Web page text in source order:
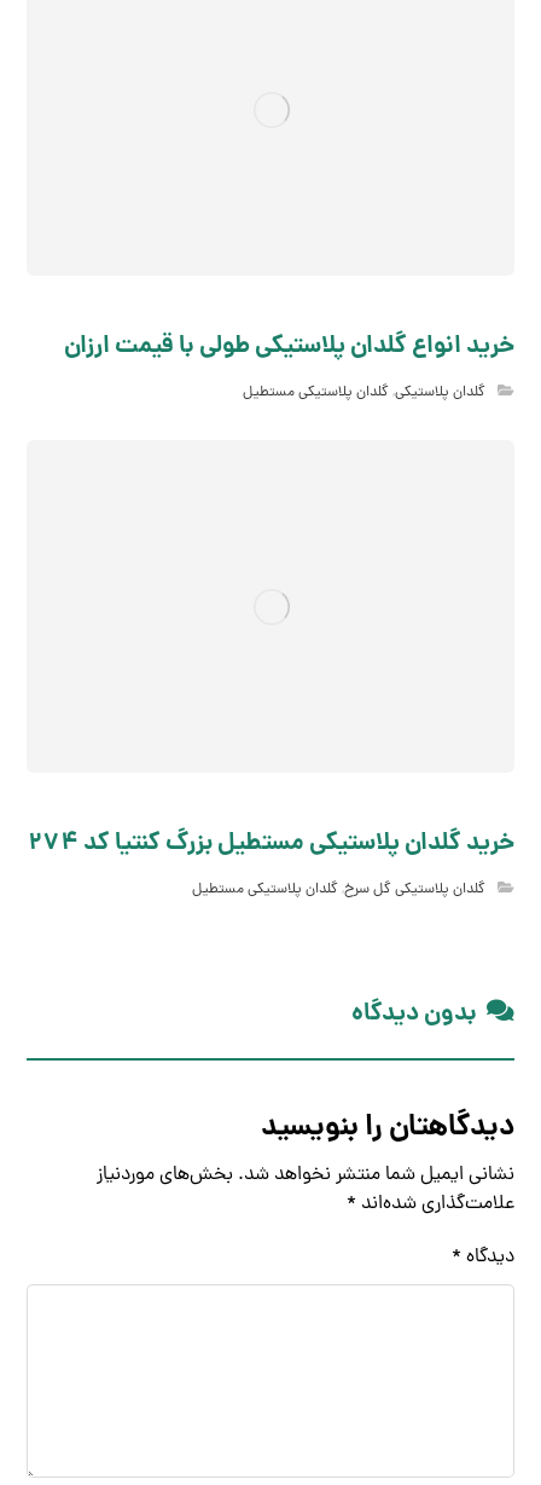
خرید انواع گلدان پلاستیکی طولی با قیمت ارزان
گلدان پلاستیکی,گلدان پلاستیکی مستطیل
خرید گلدان پلاستیکی مستطیل بزرگ کنتیا کد 274
گلدان پلاستیکی گل سرخ,گلدان پلاستیکی مستطیل
بدون دیدگاه
دیدگاهتان را بنویسید
نشانی ایمیل شما منتشر نخواهد شد. بخش‌های موردنیاز
علامت‌گذاری شده‌اند *
دیدگاه *